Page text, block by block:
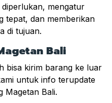
diperlukan, mengatur
tepat, dan memberikan
di tujuan.
Bali
bisa kirim barang ke luar
untuk info terupdate
Magetan Bali.